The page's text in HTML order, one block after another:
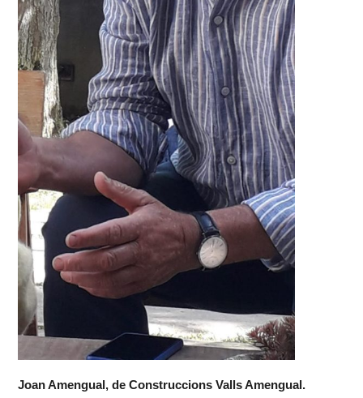
Joan Amengual, de Construccions Valls Amengual.